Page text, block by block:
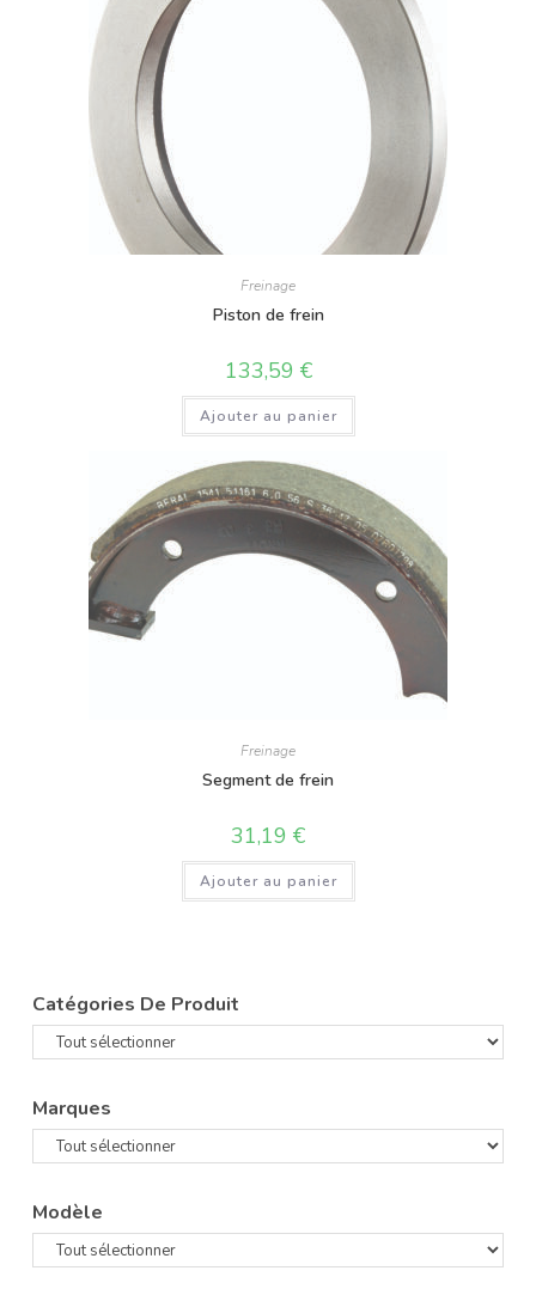
Freinage
Piston de frein
133,59 €
Ajouter au panier
Freinage
Segment de frein
31,19 €
Ajouter au panier
Catégories De Produit
Marques
Modèle